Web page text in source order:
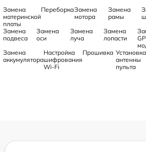
Замена
материнской
платы
ПереборкаЗамена
мотора
Замена
рамы
Замена
подвеса
Замена
оси
Замена
луча
Замена
лопасти
Замена
аккумулятора
Настройка
шифрования
Wi-Fi
Прошивка Установка
антенны
пульта